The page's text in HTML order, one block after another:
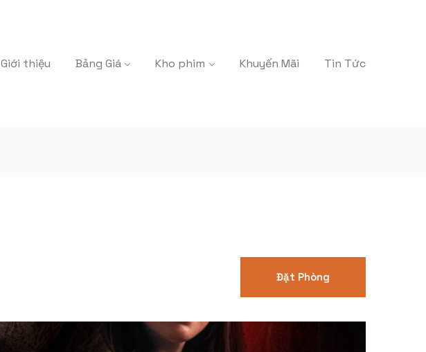
Giới thiệu Bảng Giá Kho phim Khuyến Mãi Tin Tức
Đặt Phòng